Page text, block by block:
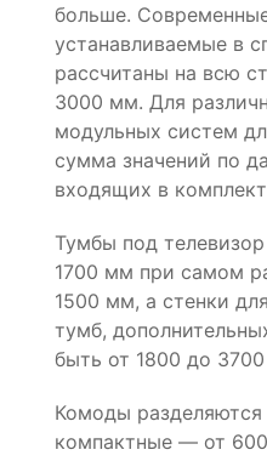
больше.
устанавливаемые в
рассчитаны на всю
3000 мм. Для
модульных систем
сумма значений по
входящих в
Тумбы под
1700 мм при самом
1500 мм, а стенки
тумб,
быть от 1800 до
Комоды разделяются
компактные — от